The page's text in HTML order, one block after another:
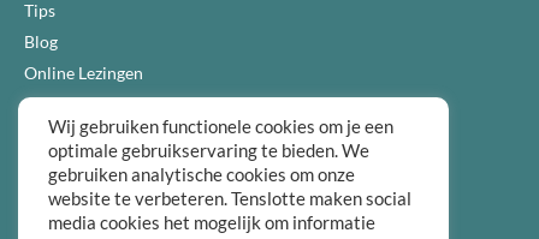
Tips
Blog
Online Lezingen
Diensten
Over ons
Informatie
Algemene voorwaarden
Privacybeleid
Wij gebruiken functionele cookies om je een
optimale gebruikservaring te bieden. We
gebruiken analytische cookies om onze
website te verbeteren. Tenslotte maken social
media cookies het mogelijk om informatie